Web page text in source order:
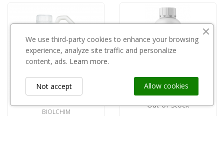
BIOLCHIM
Out-of-Stock
We use third-party cookies to enhance your browsing
experience, analyze site traffic and personalize
content, ads. Learn more.
Allow cookies
Not accept